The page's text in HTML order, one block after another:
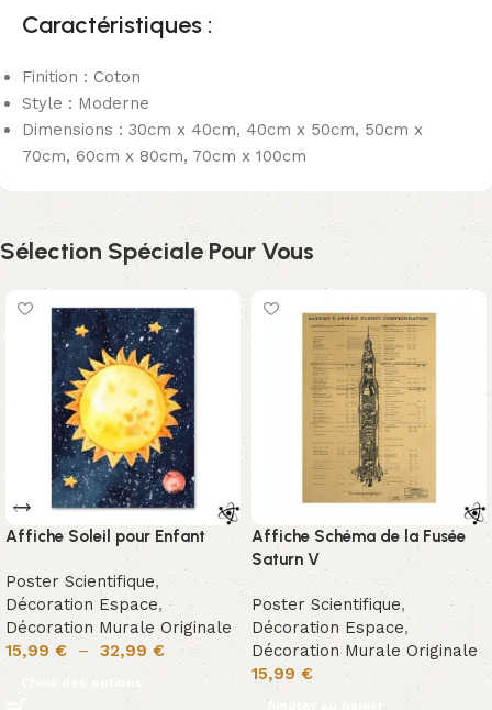
Caractéristiques :
Finition : Coton
Style : Moderne
Dimensions : 30cm x 40cm, 40cm x 50cm, 50cm x
70cm, 60cm x 80cm, 70cm x 100cm
Sélection Spéciale Pour Vous
Affiche Soleil pour Enfant
Poster Scientifique,
Décoration Espace,
Décoration Murale Originale
15,99€ – 32,99 €
Choix des options
Affiche Schéma de la Fusée
Saturn V
Poster Scientifique,
Décoration Espace,
Décoration Murale Originale
15,99 €
Ajouter au panier